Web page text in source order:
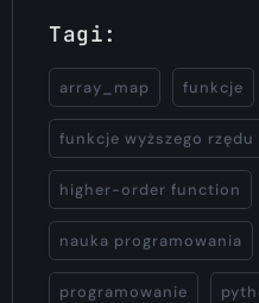
Tagi:
array_map funkcje
funkcje wyższego rzędu
higher-order function
nauka programowania
programowanie